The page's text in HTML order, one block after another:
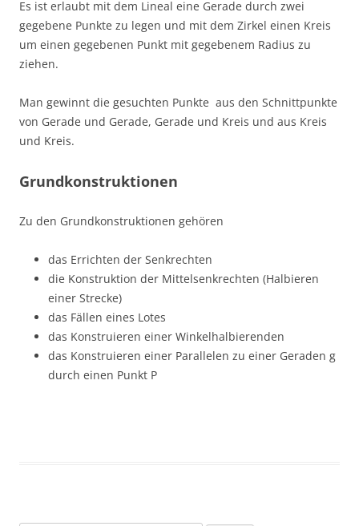
Es ist erlaubt mit dem Lineal eine Gerade durch zwei
gegebene Punkte zu legen und mit dem Zirkel einen Kreis
um einen gegebenen Punkt mit gegebenem Radius zu
ziehen.
Man gewinnt die gesuchten Punkte aus den Schnittpunkte
von Gerade und Gerade, Gerade und Kreis und aus Kreis
und Kreis.
Grundkonstruktionen
Zu den Grundkonstruktionen gehören
das Errichten der Senkrechten
die Konstruktion der Mittelsenkrechten (Halbieren
einer Strecke)
das Fällen eines Lotes
das Konstruieren einer Winkelhalbierenden
das Konstruieren einer Parallelen zu einer Geraden g
durch einen Punkt P